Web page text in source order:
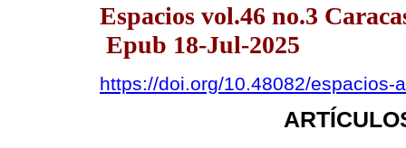
Espacios vol.46 no.3
Epub 18-Jul-2025
https://doi.org/10.48082/espacios-